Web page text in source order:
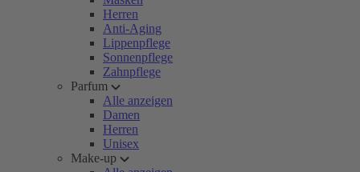
Herren
Anti-Aging
Lippenpflege
Sonnenpflege
Zahnpflege
Parfum
Alle anzeigen
Damen
Herren
Unisex
Make-up